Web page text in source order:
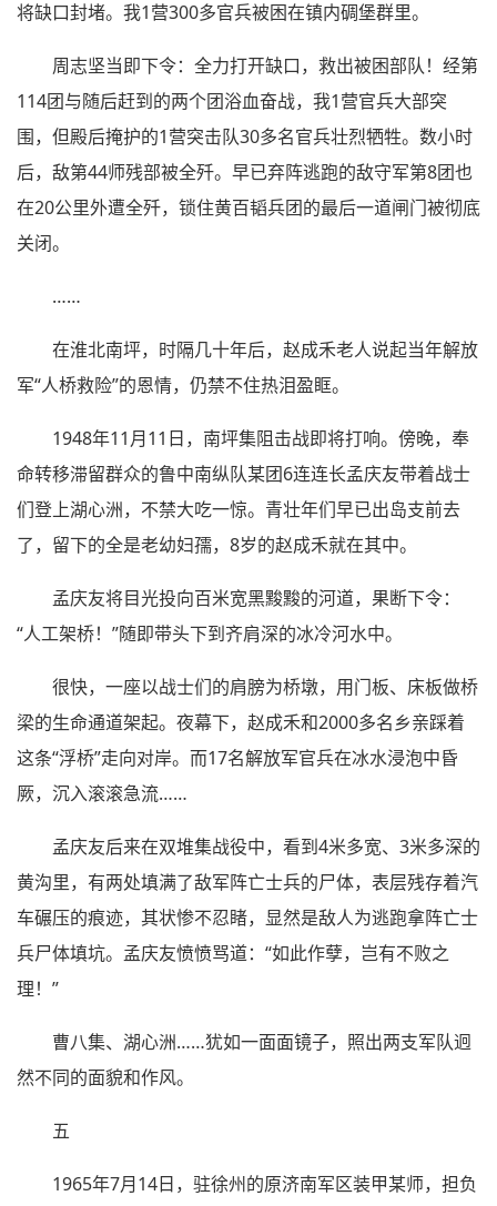
将缺口封堵。我1营300多官兵被困在镇内碉堡群里。
周志坚当即下令：全力打开缺口，救出被困部队！经第
114团与随后赶到的两个团浴血奋战，我1营官兵大部突
围，但殿后掩护的1营突击队30多名官兵壮烈牺牲。数小时
后，敌第44师残部被全歼。早已弃阵逃跑的敌守军第8团也
在20公里外遭全歼，锁住黄百韬兵团的最后一道闸门被彻底
关闭。
……
在淮北南坪，时隔几十年后，赵成禾老人说起当年解放
军“人桥救险”的恩情，仍禁不住热泪盈眶。
1948年11月11日，南坪集阻击战即将打响。傍晚，奉
命转移滞留群众的鲁中南纵队某团6连连长孟庆友带着战士
们登上湖心洲，不禁大吃一惊。青壮年们早已出岛支前去
了，留下的全是老幼妇孺，8岁的赵成禾就在其中。
孟庆友将目光投向百米宽黑黢黢的河道，果断下令：
“人工架桥！”随即带头下到齐肩深的冰冷河水中。
很快，一座以战士们的肩膀为桥墩，用门板、床板做桥
梁的生命通道架起。夜幕下，赵成禾和2000多名乡亲踩着
这条“浮桥”走向对岸。而17名解放军官兵在冰水浸泡中昏
厥，沉入滚滚急流……
孟庆友后来在双堆集战役中，看到4米多宽、3米多深的
黄沟里，有两处填满了敌军阵亡士兵的尸体，表层残存着汽
车碾压的痕迹，其状惨不忍睹，显然是敌人为逃跑拿阵亡士
兵尸体填坑。孟庆友愤愤骂道：“如此作孽，岂有不败之
理！”
曹八集、湖心洲……犹如一面面镜子，照出两支军队迥
然不同的面貌和作风。
五
1965年7月14日，驻徐州的原济南军区装甲某师，担负